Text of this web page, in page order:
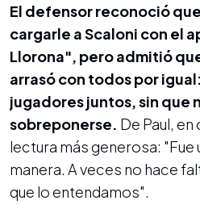
El defensor reconoció
cargarle a Scaloni con el
Llorona", pero admitió
arrasó con todos por
jugadores juntos, sin que
sobreponerse. De Paul,
lectura más generosa: "Fue
manera. A veces no hace
que lo entendamos".